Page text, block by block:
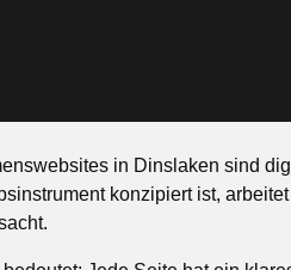
in Dinslaken sind
konzipiert ist,